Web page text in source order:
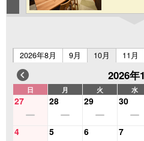
2026年8月
9月 10月 11月
2026年
日 月 火 水
27 28 29 30
4 5 6 7